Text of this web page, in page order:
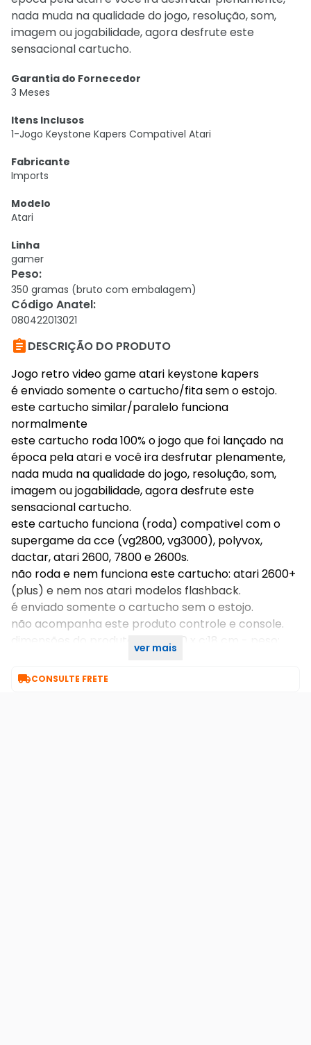
nada muda na qualidade do jogo, resolução, som,
imagem ou jogabilidade, agora desfrute este
sensacional cartucho.
Garantia do Fornecedor
3 Meses
Itens Inclusos
1-Jogo Keystone Kapers Compativel Atari
Fabricante
Imports
Modelo
Atari
Linha
gamer
Peso:
350 gramas (bruto com embalagem)
Código Anatel:
080422013021
DESCRIÇÃO DO PRODUTO
Jogo retro video game atari keystone kapers
é enviado somente o cartucho/fita sem o estojo.
este cartucho similar/paralelo funciona
normalmente
este cartucho roda 100% o jogo que foi lançado na
época pela atari e você ira desfrutar plenamente,
nada muda na qualidade do jogo, resolução, som,
imagem ou jogabilidade, agora desfrute este
sensacional cartucho.
este cartucho funciona (roda) compativel com o
supergame da cce (vg2800, vg3000), polyvox,
dactar, atari 2600, 7800 e 2600s.
não roda e nem funciona este cartucho: atari 2600+
(plus) e nem nos atari modelos flashback.
é enviado somente o cartucho sem o estojo.
não acompanha este produto controle e console.
dimensões do produto: l:18 x a:10 x c:18 cm - peso:
ver mais
CONSULTE FRETE